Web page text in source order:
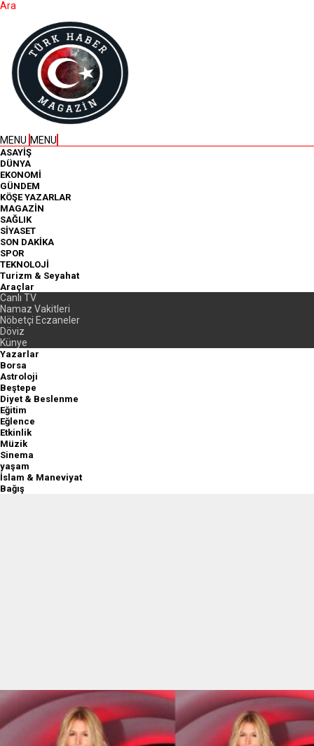
Ara
MENU MENU
ASAYİŞ
DÜNYA
EKONOMİ
GÜNDEM
KÖŞE YAZARLAR
MAGAZİN
SAĞLIK
SİYASET
SON DAKİKA
SPOR
TEKNOLOJİ
Turizm & Seyahat
Araçlar
Canlı TV
Namaz Vakitleri
Nöbetçi Eczaneler
Döviz
Künye
Yazarlar
Borsa
Astroloji
Beştepe
Diyet & Beslenme
Eğitim
Eğlence
Etkinlik
Müzik
Sinema
yaşam
İslam & Maneviyat
Bağış